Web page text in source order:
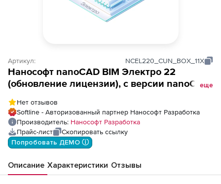
Артикул: NCEL220_CUN_BOX_11X
Нанософт nanoCAD BIM Электро 22
(обновление лицензии), с версии nanoCAD
(серверная часть)
еще
Нет отзывов
Softline - Авторизованный партнер Нанософт Разработка
Производитель: Нанософт Разработка
Прайс-лист
Скопировать ссылку
Попробовать ДЕМО ⓘ
Описание Характеристики Отзывы